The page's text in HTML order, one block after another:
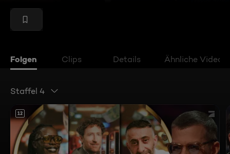
Folgen Clips Details Ähnliche Videos
Staffel 4
12